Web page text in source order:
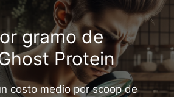
gramo de
Protein
costo medio por scoop de